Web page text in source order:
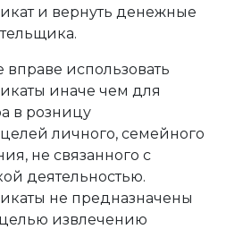
и вернуть денежные
использовать
иначе чем для
в розницу
личного, семейного
не связанного с
деятельностью.
не предназначены
извлечению